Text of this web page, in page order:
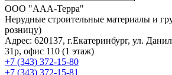
ООО "ААА-Терра"
Нерудные строительные материалы и
розницу)
Адрес: 620137, г.Екатеринбург, ул.
31р, офис 110 (1 этаж)
+7 (343) 372-15-80
+7 (343) 372-15-81